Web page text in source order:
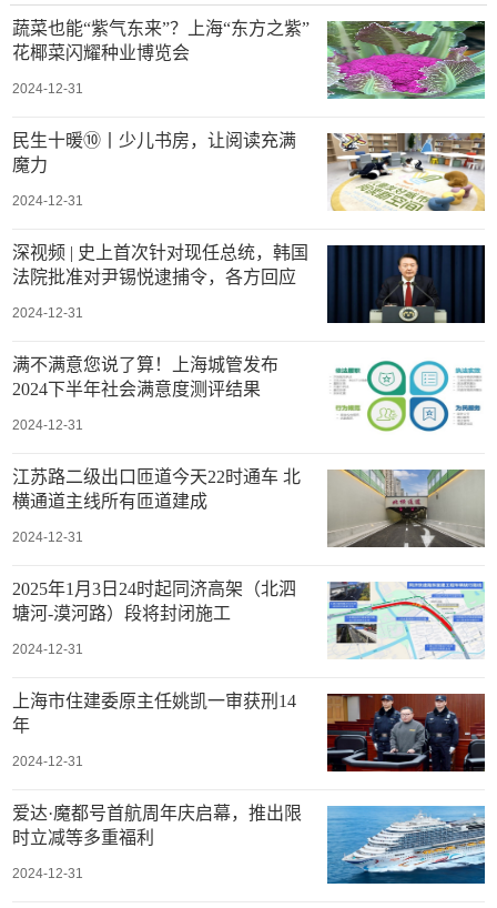
蔬菜也能“紫气东来”？上海“东方之紫”
花椰菜闪耀种业博览会
2024-12-31
民生十暖⑩丨少儿书房，让阅读充满
魔力
2024-12-31
深视频 | 史上首次针对现任总统，韩国
法院批准对尹锡悦逮捕令，各方回应
2024-12-31
满不满意您说了算！上海城管发布
2024下半年社会满意度测评结果
2024-12-31
江苏路二级出口匝道今天22时通车 北
横通道主线所有匝道建成
2024-12-31
2025年1月3日24时起同济高架（北泗
塘河-漠河路）段将封闭施工
2024-12-31
上海市住建委原主任姚凯一审获刑14
年
2024-12-31
爱达·魔都号首航周年庆启幕，推出限
时立减等多重福利
2024-12-31